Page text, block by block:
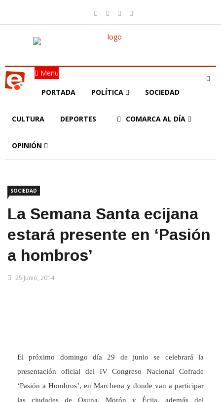
Menu
PORTADA POLÍTICA SOCIEDAD
CULTURA DEPORTES COMARCA AL DÍA
OPINIÓN
SOCIEDAD
La Semana Santa ecijana
estará presente en ‘Pasión
a hombros’
25 Junio, 2014
El próximo domingo día 29 de junio se celebrará la
presentación oficial del IV Congreso Nacional Cofrade
‘Pasión a Hombros’, en Marchena y donde van a participar
las ciudades de Osuna, Morón y Écija, además del